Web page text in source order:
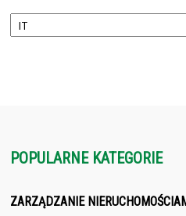
Kategorie
POPULARNE KATEGORIE
ZARZĄDZANIE